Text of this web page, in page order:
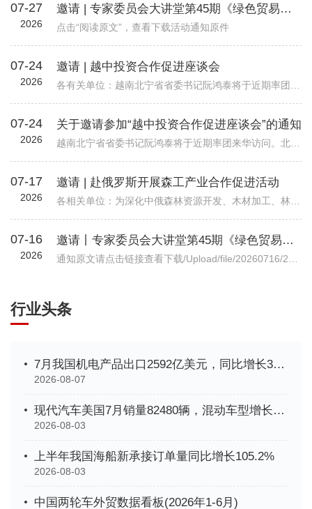
07-27
2026
邀请 | 专家委员会大讲堂第45期《绿色贸易时代下的企业碳管理升级路径—从合规到竞争力》
点击“阅读原文”，查看下载活动通知原件
07-24
2026
邀请 | 越中投资合作促进座谈会
07-24
2026
关于邀请参加“越中投资合作促进座谈会”的通知
07-17
2026
邀请 | 赴俄罗斯开展森工产业合作促进活动
07-16
2026
邀请丨专家委员会大讲堂第45期《绿色贸易时代下的企业碳管理升级路径—从合规到竞争力》公益讲座
行业头条
7月我国机电产品出口2592亿美元，同比增长33.9%
2026-08-07
现代汽车美国7月销量82480辆，混动车型增长35%创新高
2026-08-03
上半年我国海船新承接订单量同比增长105.2%
2026-08-03
中国两轮车外贸数据看板(2026年1-6月)